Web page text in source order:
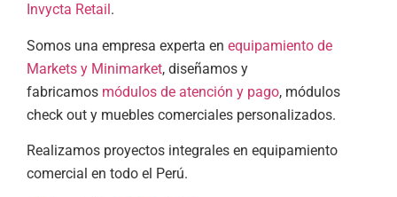
Invycta Retail .
Somos una empresa experta en equipamiento de
Markets y Minimarket, diseñamos y
fabricamos módulos de atención y pago, módulos
check out y muebles comerciales personalizados.
Realizamos proyectos integrales en equipamiento
comercial en todo el Perú.